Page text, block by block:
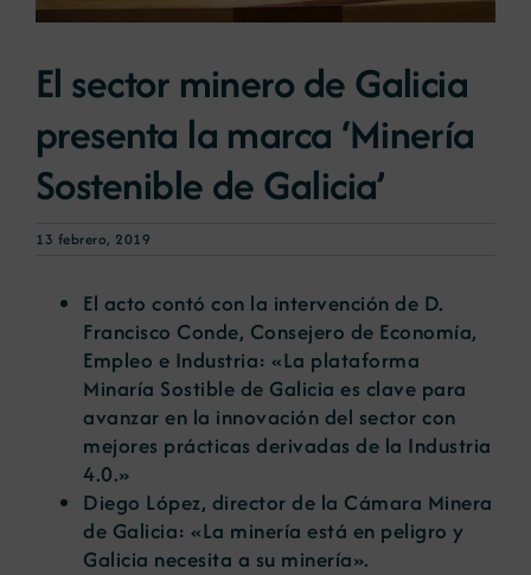
Noticias
Portal de empleo
El sector minero de Galicia
presenta la marca ‘Minería
Sostenible de Galicia’
13 febrero, 2019
El acto contó con la intervención de D.
Francisco Conde, Consejero de Economía,
Empleo e Industria: «La plataforma
Minaría Sostible de Galicia es clave para
avanzar en la innovación del sector con
mejores prácticas derivadas de la Industria
4.0.»
Diego López, director de la Cámara Minera
de Galicia: «La minería está en peligro y
Galicia necesita a su minería».